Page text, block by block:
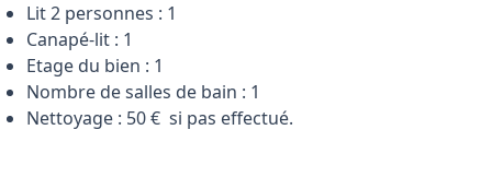
Lit 2 personnes : 1
Canapé-lit : 1
Etage du bien : 1
Nombre de salles de bain : 1
Nettoyage : 50 € si pas effectué.